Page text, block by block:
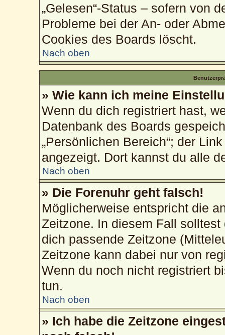
„Gelesen“-Status – sofern von
Probleme bei der An- oder
Cookies des Boards löscht.
Nach oben
» Wie kann ich meine
Wenn du dich registriert hast,
Datenbank des Boards
„Persönlichen Bereich“; der
angezeigt. Dort kannst du alle
Nach oben
» Die Forenuhr geht falsch!
Möglicherweise entspricht die
Zeitzone. In diesem Fall solltest
dich passende Zeitzone
Zeitzone kann dabei nur von
Wenn du noch nicht registriert
tun.
Nach oben
» Ich habe die Zeitzone